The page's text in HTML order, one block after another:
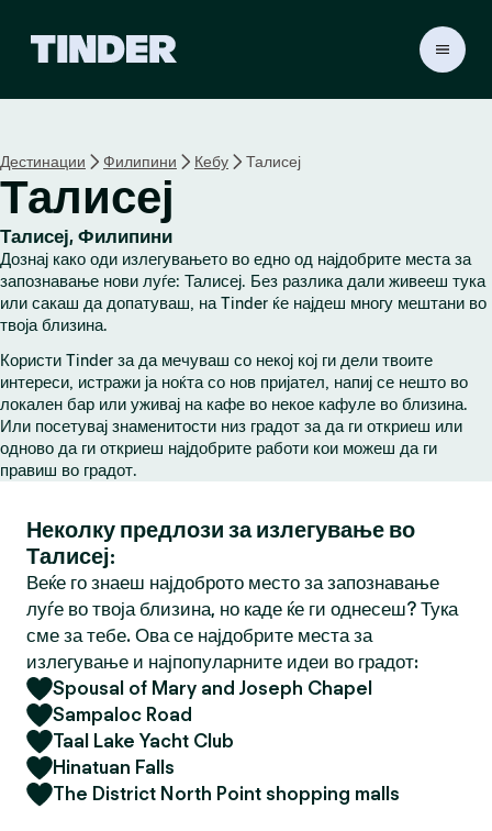
r
e
Дестинации Филипини Кебу Талисеј
Талисеј
Талисеј, Филипини
Дознај како оди излегувањето во едно од најдобрите места за
запознавање нови луѓе: Талисеј. Без разлика дали живееш тука
или сакаш да допатуваш, на Tinder ќе најдеш многу мештани во
твоја близина.
Користи Tinder за да мечуваш со некој кој ги дели твоите
интереси, истражи ја ноќта со нов пријател, напиј се нешто во
локален бар или уживај на кафе во некое кафуле во близина.
Или посетувај знаменитости низ градот за да ги откриеш или
одново да ги откриеш најдобрите работи кои можеш да ги
правиш во градот.
Неколку предлози за излегување во
Талисеј:
Веќе го знаеш најдоброто место за запознавање
луѓе во твоја близина, но каде ќе ги однесеш? Тука
сме за тебе. Ова се најдобрите места за
излегување и најпопуларните идеи во градот:
Spousal of Mary and Joseph Chapel
Sampaloc Road
Taal Lake Yacht Club
Hinatuan Falls
The District North Point shopping malls